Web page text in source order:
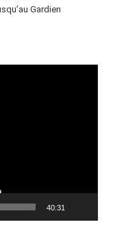
Gardien
40:31